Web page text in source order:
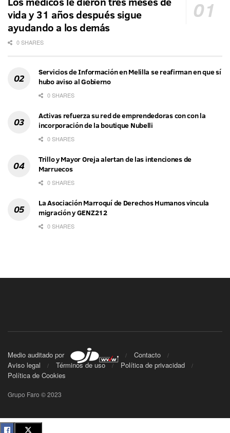
vida y 31 años después sigue
ayudando a los demás
0 SHARES
Servicios de Información en Melilla se reafirman en que sí
hubo aviso al Gobierno
0 SHARES
Activas refuerza su red de emprendedoras con con la
incorporación de la boutique Nubelli
0 SHARES
Trillo y Mayor Oreja alertan de las intenciones de
Marruecos
0 SHARES
La Asociación Marroquí de Derechos Humanos vincula
migración y GENZ212
0 SHARES
Medio auditado por
Contacto
Aviso legal
Términos de uso
Política de privacidad
Política de Cookies
Grupo Faro © 2023